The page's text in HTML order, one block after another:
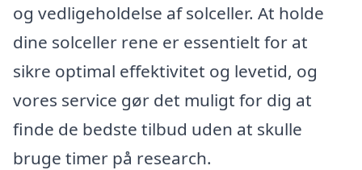
og vedligeholdelse af solceller. At holde
dine solceller rene er essentielt for at
sikre optimal effektivitet og levetid, og
vores service gør det muligt for dig at
finde de bedste tilbud uden at skulle
bruge timer på research.